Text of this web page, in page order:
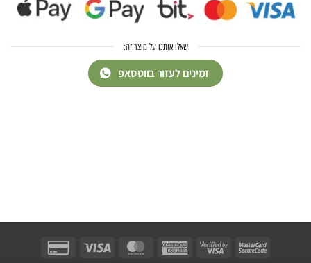
שאלו אותנו על מוצר זה:
זמינים לעזור בווטסאפ